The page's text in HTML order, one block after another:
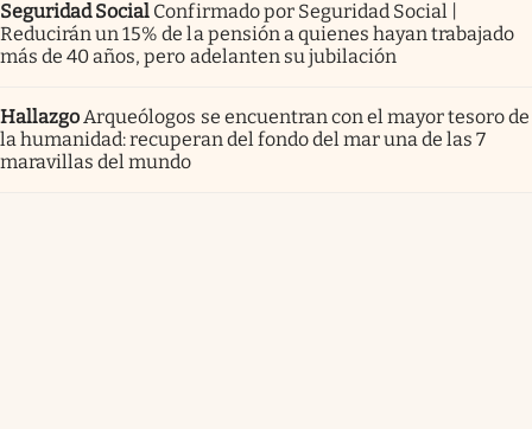
Seguridad Social Confirmado por Seguridad Social |
Reducirán un 15% de la pensión a quienes hayan trabajado
más de 40 años, pero adelanten su jubilación
Hallazgo Arqueólogos se encuentran con el mayor tesoro de
la humanidad: recuperan del fondo del mar una de las 7
maravillas del mundo